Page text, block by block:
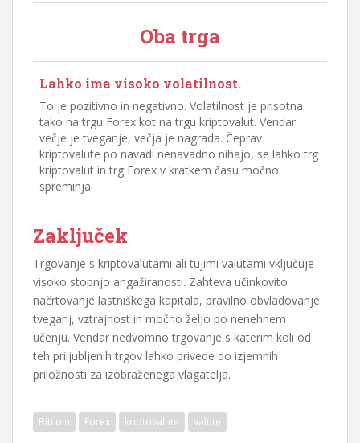
Oba trga
Lahko ima visoko volatilnost.
To je pozitivno in negativno. Volatilnost je prisotna
tako na trgu Forex kot na trgu kriptovalut. Vendar
večje je tveganje, večja je nagrada. Čeprav
kriptovalute po navadi nenavadno nihajo, se lahko trg
kriptovalut in trg Forex v kratkem času močno
spreminja.
Zaključek
Trgovanje s kriptovalutami ali tujimi valutami vključuje
visoko stopnjo angažiranosti. Zahteva učinkovito
načrtovanje lastniškega kapitala, pravilno obvladovanje
tveganj, vztrajnost in močno željo po nenehnem
učenju. Vendar nedvomno trgovanje s katerim koli od
teh priljubljenih trgov lahko privede do izjemnih
priložnosti za izobraženega vlagatelja.
Bitcoin Forex kriptovalute valute